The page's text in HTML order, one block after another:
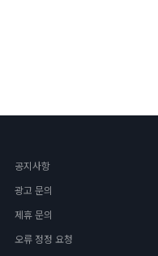
공지사항
광고 문의
제휴 문의
오류 정정 요청